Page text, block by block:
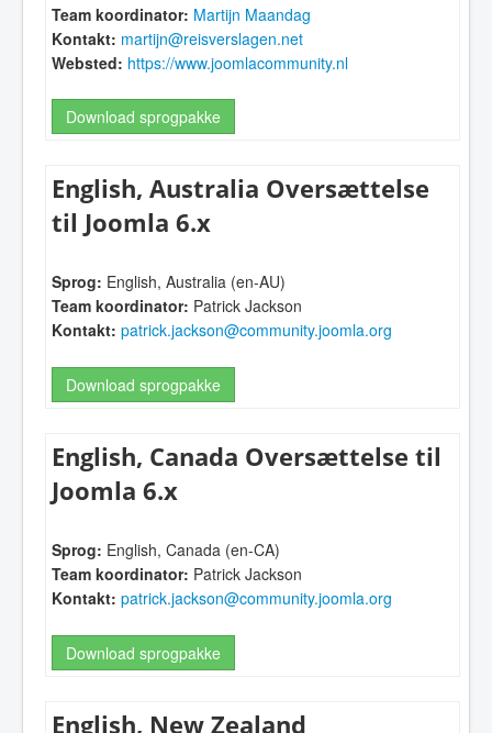
Team koordinator: Martijn Maandag
Kontakt: martijn@reisverslagen.net
Websted: https://www.joomlacommunity.nl
Download sprogpakke
English, Australia Oversættelse
til Joomla 6.x
Sprog: English, Australia (en-AU)
Team koordinator: Patrick Jackson
Kontakt: patrick.jackson@community.joomla.org
Download sprogpakke
English, Canada Oversættelse til
Joomla 6.x
Sprog: English, Canada (en-CA)
Team koordinator: Patrick Jackson
Kontakt: patrick.jackson@community.joomla.org
Download sprogpakke
English, New Zealand